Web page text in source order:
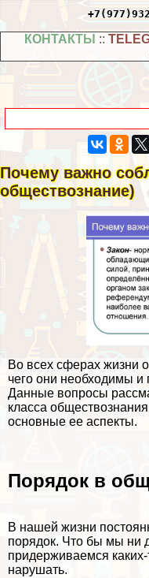
КОНТАКТЫ ::
Почему важно
обществознание)
Во всех сферах жизни
чего они необходимы
Данные вопросы
класса
основные ее аспекты.
Порядок в
В нашей жизни
порядок. Что бы мы ни
придерживаемся
нарушать.